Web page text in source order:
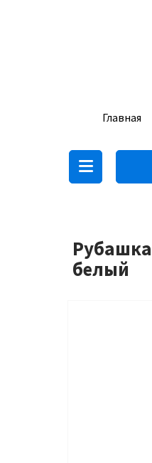
Главная
белый